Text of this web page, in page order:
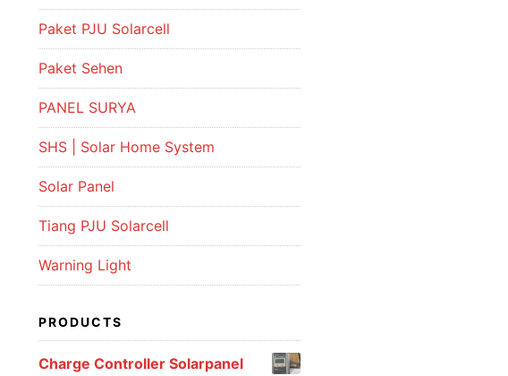
Paket PJU Solarcell
Paket Sehen
PANEL SURYA
SHS | Solar Home System
Solar Panel
Tiang PJU Solarcell
Warning Light
PRODUCTS
Charge Controller Solarpanel